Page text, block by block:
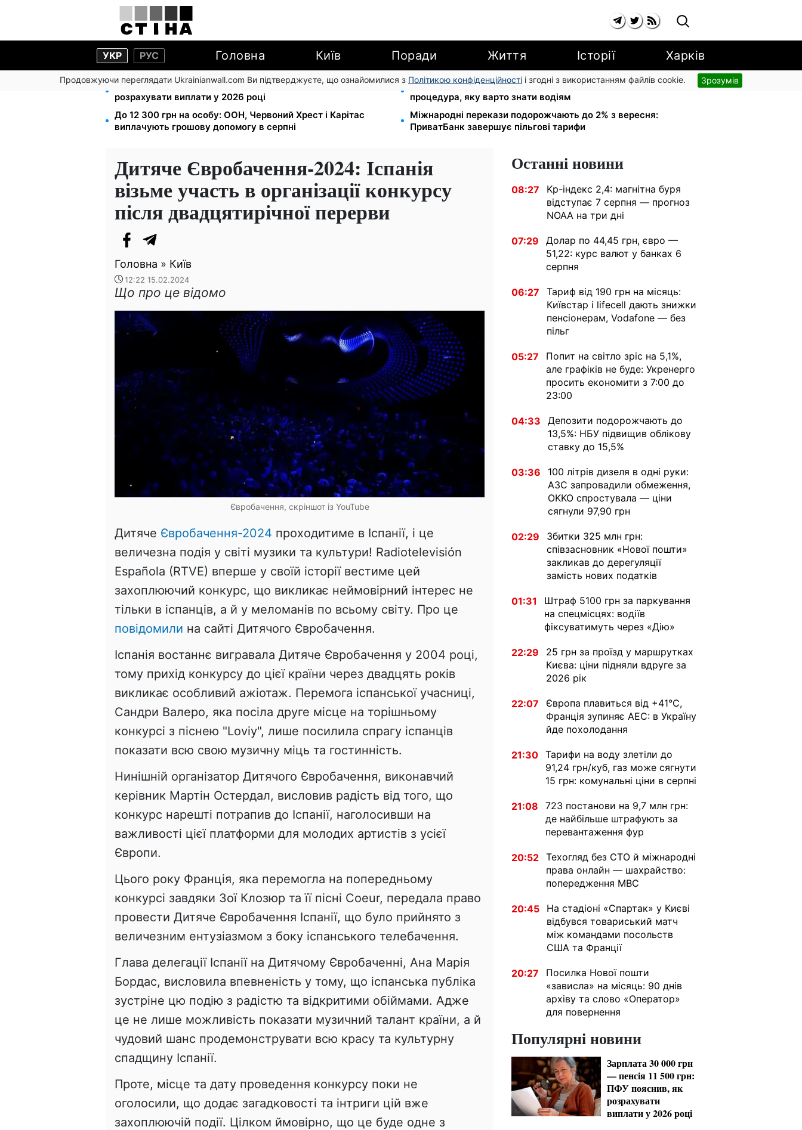
УКР РУС Головна Київ Поради Життя Історії Харків
Продовжуючи переглядати Ukrainianwall.com Ви підтверджуєте, що ознайомилися з Політикою конфіденційності і згодні з використанням файлів cookie. Зрозумів
Зарплата 30 000 грн — пенсія 11 500 грн: ПФУ пояснив, як
розрахувати виплати у 2026 році
Права із Саудівської Аравії обміняли на українські:
процедура, яку варто знати водіям
До 12 300 грн на особу: ООН, Червоний Хрест і Карітас
виплачують грошову допомогу в серпні
Міжнародні перекази подорожчають до 2% з вересня:
ПриватБанк завершує пільгові тарифи
Дитяче Євробачення-2024: Іспанія
візьме участь в організації конкурсу
після двадцятирічної перерви
Головна » Київ
12:22 15.02.2024
Що про це відомо
Євробачення, скріншот із YouTube
Дитяче Євробачення-2024 проходитиме в Іспанії, і це
величезна подія у світі музики та культури! Radiotelevisión
Española (RTVE) вперше у своїй історії вестиме цей
захоплюючий конкурс, що викликає неймовірний інтерес не
тільки в іспанців, а й у меломанів по всьому світу. Про це
повідомили на сайті Дитячого Євробачення.
Іспанія востаннє вигравала Дитяче Євробачення у 2004 році,
тому прихід конкурсу до цієї країни через двадцять років
викликає особливий ажіотаж. Перемога іспанської учасниці,
Сандри Валеро, яка посіла друге місце на торішньому
конкурсі з піснею "Loviу", лише посилила спрагу іспанців
показати всю свою музичну міць та гостинність.
Нинішній організатор Дитячого Євробачення, виконавчий
керівник Мартін Остердал, висловив радість від того, що
конкурс нарешті потрапив до Іспанії, наголосивши на
важливості цієї платформи для молодих артистів з усієї
Європи.
Цього року Франція, яка перемогла на попередньому
конкурсі завдяки Зої Клозюр та її пісні Coeur, передала право
провести Дитяче Євробачення Іспанії, що було прийнято з
величезним ентузіазмом з боку іспанського телебачення.
Глава делегації Іспанії на Дитячому Євробаченні, Ана Марія
Бордас, висловила впевненість у тому, що іспанська публіка
зустріне цю подію з радістю та відкритими обіймами. Адже
це не лише можливість показати музичний талант країни, а й
чудовий шанс продемонструвати всю красу та культурну
спадщину Іспанії.
Проте, місце та дату проведення конкурсу поки не
оголосили, що додає загадковості та інтриги цій вже
захоплюючій події. Цілком ймовірно, що це буде одне з
Останні новини
08:27
Kp-індекс 2,4: магнітна буря
відступає 7 серпня — прогноз
NOAA на три дні
07:29
Долар по 44,45 грн, євро —
51,22: курс валют у банках 6
серпня
06:27
Тариф від 190 грн на місяць:
Київстар і lifecell дають знижки
пенсіонерам, Vodafone — без
пільг
05:27
Попит на світло зріс на 5,1%,
але графіків не буде: Укренерго
просить економити з 7:00 до
23:00
04:33
Депозити подорожчають до
13,5%: НБУ підвищив облікову
ставку до 15,5%
03:36
100 літрів дизеля в одні руки:
АЗС запровадили обмеження,
OKKO спростувала — ціни
сягнули 97,90 грн
02:29
Збитки 325 млн грн:
співзасновник «Нової пошти»
закликав до дерегуляції
замість нових податків
01:31
Штраф 5100 грн за паркування
на спецмісцях: водіїв
фіксуватимуть через «Дію»
22:29
25 грн за проїзд у маршрутках
Києва: ціни підняли вдруге за
2026 рік
22:07
Європа плавиться від +41°C,
Франція зупиняє АЕС: в Україну
йде похолодання
21:30 Тарифи на воду злетіли до
91,24 грн/куб, газ може сягнути
15 грн: комунальні ціни в серпні
21:08
723 постанови на 9,7 млн грн:
де найбільше штрафують за
перевантаження фур
20:52 Техогляд без СТО й міжнародні
права онлайн — шахрайство:
попередження МВС
20:45
На стадіоні «Спартак» у Києві
відбувся товариський матч
між командами посольств
США та Франції
20:27
Посилка Нової пошти
«зависла» на місяць: 90 днів
архіву та слово «Оператор»
для повернення
Популярні новини
Зарплата 30 000 грн
— пенсія 11 500 грн:
ПФУ пояснив, як
розрахувати
виплати у 2026 році